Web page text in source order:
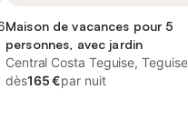
Maison de vacances pour 5
personnes, avec jardin
Central Costa Teguise, Teguise
dès165 €par nuit